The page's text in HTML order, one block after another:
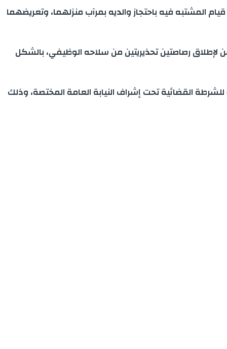
المشتبه فيه باحتجاز والديه بمرآب منزلهما، وتعريضهما
لإطلاق رصاصتين تحذيريتين من سلاحه الوظيفي، بالشكل
القضائية تحت إشراف النيابة العامة المختصة، وذلك